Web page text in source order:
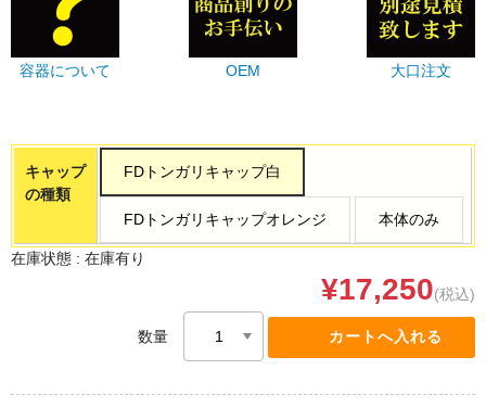
容器について OEM 大口注文
キャップ
の種類
FDトンガリキャップ白
FDトンガリキャップオレンジ 本体のみ
在庫状態 : 在庫有り
¥17,250(税込)
数量